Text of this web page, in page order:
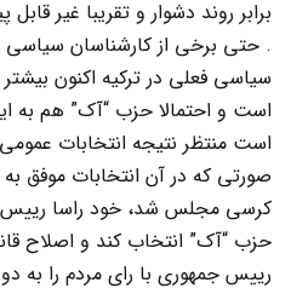
برابر روند دشوار و تقریبا غیر
. حتی برخی از کارشناسان سیاسی
سیاسی فعلی در ترکیه اکنون
است و احتمالا حزب “آک” هم به
کرسی مجلس شد، خود راسا رییس
حزب “آک” انتخاب کند و اصلاح
رییس جمهوری با رای مردم را به